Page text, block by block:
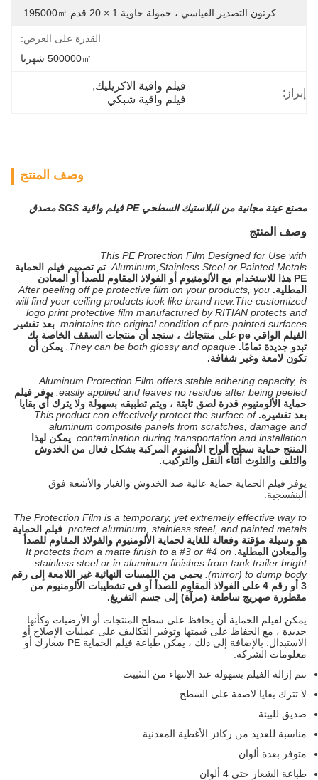
كرتون التصدير القياسي ، حمولة حاوية 1 × 20 قدم 195000㎡.
القدرة على العرض:
500000㎡ شهريا
إبراز:
فيلم واقية الاكريليك,
فيلم واقية شبكي
وصف المنتج
مصنع عينة مجانية من البلاستيك السطحي PE فيلم واقية SGS مصدق
وصف المنتج
This PE Protection Film Designed for Use with
Aluminum,Stainless Steel or Painted Metals.
تم تصميم فيلم الحماية
PE هذا للاستخدام مع الألومنيوم أو الفولاذ المقاوم للصدأ أو المعادن
المطلية. After peeling off pe protective film on your products, you
will find your ceiling products look like brand new.The customized
logo print protective film manufactured by RITIAN protects and
maintains the original condition of pre-painted surfaces.
بعد تقشير
الفيلم الواقي pe على منتجاتك ، ستجد أن منتجات السقف الخاصة بك
تبدو جديدة تمامًا. They can be both glossy and opaque.
يمكن أن
تكون لامعة وغير شفافة.
Aluminum Protection Film offers stable adhering capacity, is
easily applied and leaves no residue after being peeled.
يوفر فيلم
حماية الألومنيوم قدرة لصق ثابتة ، ويتم تطبيقه بسهولة ولا يترك أي بقايا
بعد تقشيره. This product can effectively protect the surface of
aluminum composite panels from scratches, damage and
contamination during transportation and installation.
يمكن لهذا
المنتج حماية سطح ألواح الألمنيوم المركبة بشكل فعال من الخدوش
والتلف والتلوث أثناء النقل والتركيب.
يوفر فيلم الحماية حماية عالية ضد الخدوش والغبار والأشعة فوق
البنفسجية.
The Protection Film is a temporary, yet extremely effective way to
protect aluminum, stainless steel, and painted metals.
فيلم الحماية
هو وسيلة مؤقتة وفعالة للغاية لحماية الألومنيوم والفولاذ المقاوم للصدأ
والمعادن المطلية. It protects from a matte finish to a #3 or #4 on
stainless steel or in aluminum finishes from tank trailer bright
(mirror) to dump body.
يحمي من اللمسات النهائية غير اللامعة إلى رقم
3 أو رقم 4 على الفولاذ المقاوم للصدأ أو في تشطيبات الألومنيوم من
مقطورة صهريج ساطعة (مرآة) إلى جسم التفريغ.
يمكن لفيلم الحماية أن يحافظ على سطح المنتجات أو الأرضيات وكأنها
جديدة ، مع الحفاظ على قيمتها وتوفير التكاليف على عمليات الإصلاح أو
الاستبدال.
بالإضافة إلى ذلك ، يمكن طباعة فيلم الحماية PE شعارك أو
معلومات الشركة.
تتم إزالة الفيلم بسهولة عند الانتهاء من التثبيت
لا تترك بقايا لاصقة على السطح
صديق للبيئة
مناسبة للعديد من ركائز الأغطية المعدنية
متوفر بعدة ألوان
طباعة الشعار حتى 4 ألوان